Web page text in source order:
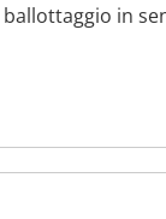
ballottaggio in